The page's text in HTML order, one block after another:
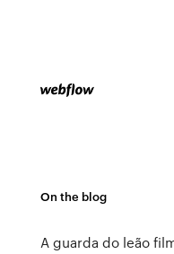
On the blog
A guarda do leão